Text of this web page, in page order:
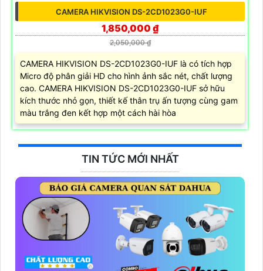
CAMERA HIKVISION DS-2CD1023G0-IUF
1,850,000 ₫
2,050,000 ₫
CAMERA HIKVISION DS-2CD1023G0-IUF là có tích hợp
Micro độ phân giải HD cho hình ảnh sắc nét, chất lượng
cao. CAMERA HIKVISION DS-2CD1023G0-IUF sở hữu
kích thước nhỏ gọn, thiết kế thân trụ ấn tượng cùng gam
màu trắng đen kết hợp một cách hài hòa
TIN TỨC MỚI NHẤT